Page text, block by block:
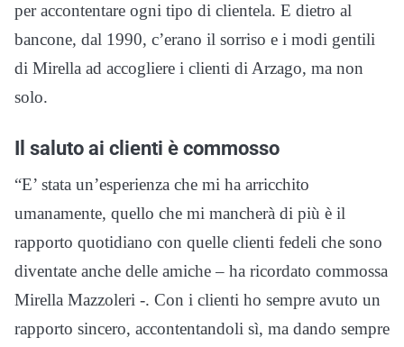
per accontentare ogni tipo di clientela. E dietro al
bancone, dal 1990, c’erano il sorriso e i modi gentili
di Mirella ad accogliere i clienti di Arzago, ma non
solo.
Il saluto ai clienti è commosso
“E’ stata un’esperienza che mi ha arricchito
umanamente, quello che mi mancherà di più è il
rapporto quotidiano con quelle clienti fedeli che sono
diventate anche delle amiche – ha ricordato commossa
Mirella Mazzoleri -. Con i clienti ho sempre avuto un
rapporto sincero, accontentandoli sì, ma dando sempre